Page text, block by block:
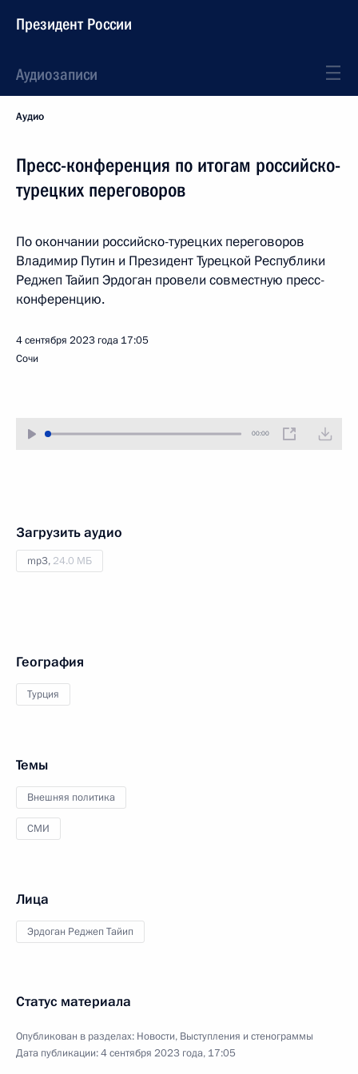
Президент России
Аудиозаписи
Аудио
Пресс-конференция по итогам российско-
турецких переговоров
По окончании российско-турецких переговоров
Владимир Путин и Президент Турецкой Республики
Реджеп Тайип Эрдоган провели совместную пресс-
конференцию.
4 сентября 2023 года 17:05
Сочи
00:00
Загрузить аудио
mp3, 24.0 МБ
География
Турция
Темы
Внешняя политика
СМИ
Лица
Эрдоган Реджеп Тайип
Статус материала
Опубликован в разделах: Новости, Выступления и стенограммы
Дата публикации:4 сентября 2023 года, 17:05